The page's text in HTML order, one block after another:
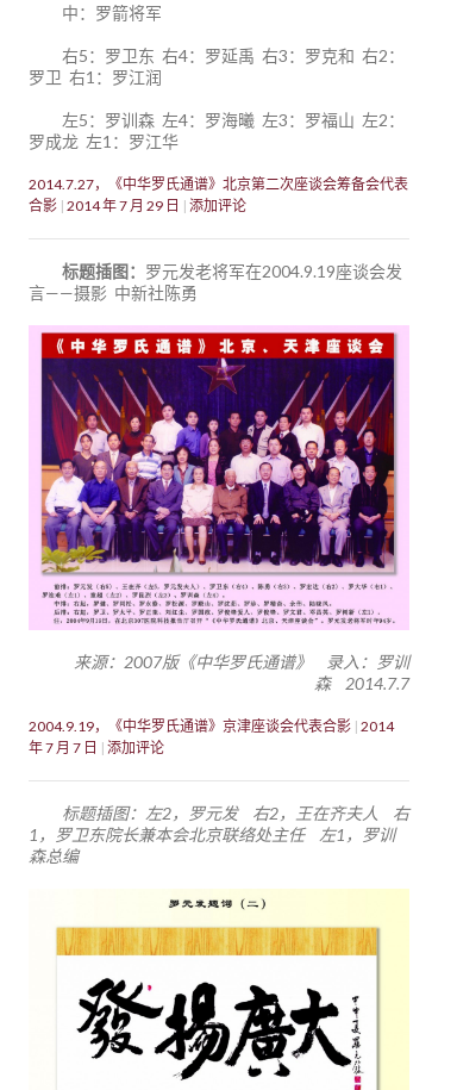
中：罗箭将军
右5：罗卫东 右4：罗延禹 右3：罗克和 右2：
罗卫 右1：罗江润
左5：罗训森 左4：罗海曦 左3：罗福山 左2：
罗成龙 左1：罗江华
2014.7.27，《中华罗氏通谱》北京第二次座谈会筹备会代表
合影 2014 年 7 月 29 日 添加评论
标题插图： 罗元发老将军在2004.9.19座谈会发
言——摄影 中新社陈勇
来源：2007版《中华罗氏通谱》 录入：罗训
森 2014.7.7
2004.9.19，《中华罗氏通谱》京津座谈会代表合影 2014
年 7 月 7 日
添加评论
标题插图：左2，罗元发 右2，王在齐夫人 右
1，罗卫东院长兼本会北京联络处主任 左1，罗训
森总编